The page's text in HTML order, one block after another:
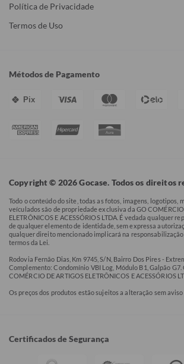
Política de Privacidade
Termos de Uso
Métodos de Pagamento
Pix
Copyright © 2026 Gocase. Todos os direitos
Todo o conteúdo do site, todas as fotos, imagens, logotipos,
veículados são de propriedade exclusiva da GO COMÉRCIO
ELETRÔNICOS E ACESSÓRIOS LTDA. É vedada qualquer
de qualquer elemento de identidade, sem expressa
qualquer direito mencionado implicará na
termos da Lei.
Rodovia Fernão Dias, Km 9745, S/N, Bairro Dos Pires -
Complemento: Condomínio VBI Log, Módulo B1, Galpão G7.
COMÉRCIO DE ARTIGOS ELETRÔNICOS E ACESSÓRIOS
Os preços dos produtos estão sujeitos a alteração sem aviso
Certificados de Segurança